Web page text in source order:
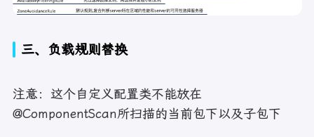
三、负载规则替换
注意：这个自定义配置类不能放在
@ComponentScan所扫描的当前包下以及子包下